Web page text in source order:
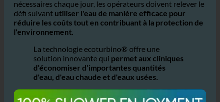
Dans le cadre de lasecteur de l'hôtellerie et de la
restaurationoù de grandes quantités d'eau sont
nécessaires chaque jour, les opérateurs doivent relever le
défi suivantutiliser l'eau de manière efficace pour
l'environnement.
La technologie ecoturbino® offre une
solution innovante quipermet aux cliniques
d'économiser d'importantes quantités
d'eau, d'eau chaude et d'eaux usées.